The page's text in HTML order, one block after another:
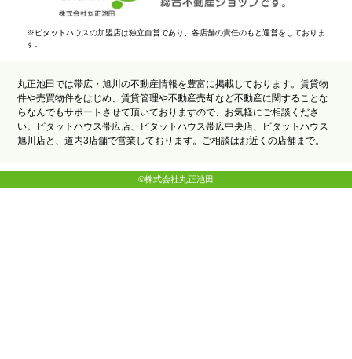
※ピタットハウスの加盟店は独立自営であり、各店舗の責任のもと運営をしておりま
す。
丸正池田では帯広・旭川の不動産情報を豊富に掲載しております。賃貸物
件や売買物件をはじめ、賃貸管理や不動産売却など不動産に関することな
らなんでもサポートさせて頂いておりますので、お気軽にご相談くださ
い。ピタットハウス帯広店、ピタットハウス帯広中央店、ピタットハウス
旭川店と、道内3店舗で営業しております。ご相談はお近くの店舗まで。
©株式会社丸正池田